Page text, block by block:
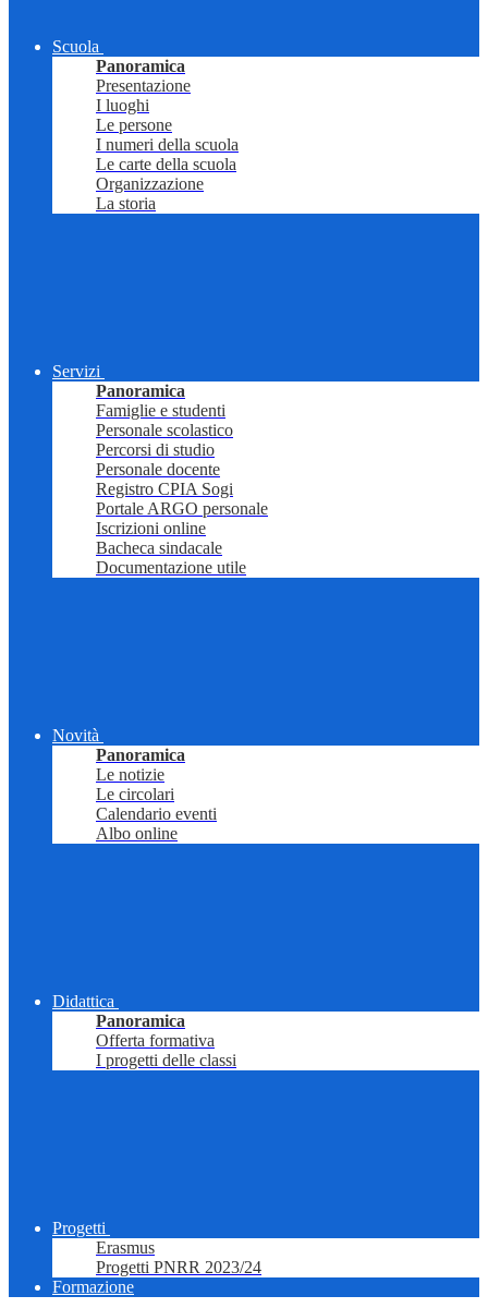
Scuola
Panoramica
Presentazione
I luoghi
Le persone
I numeri della scuola
Le carte della scuola
Organizzazione
La storia
Servizi
Panoramica
Famiglie e studenti
Personale scolastico
Percorsi di studio
Personale docente
Registro CPIA Sogi
Portale ARGO personale
Iscrizioni online
Bacheca sindacale
Documentazione utile
Novità
Panoramica
Le notizie
Le circolari
Calendario eventi
Albo online
Didattica
Panoramica
Offerta formativa
I progetti delle classi
Progetti
Erasmus
Progetti PNRR 2023/24
Formazione